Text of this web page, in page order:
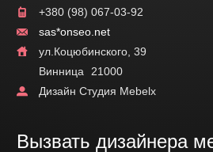
+380 (98) 067-03-92
sas*onseo.net
ул.Коцюбинского, 39
Винница
21000
Дизайн Студия Mebelx
Вызвать дизайнера